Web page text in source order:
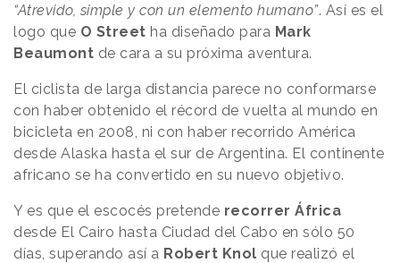
“Atrevido, simple y con un elemento humano”. Así es el
logo que O Street ha diseñado para Mark
Beaumont de cara a su próxima aventura.
El ciclista de larga distancia parece no conformarse
con haber obtenido el récord de vuelta al mundo en
bicicleta en 2008, ni con haber recorrido América
desde Alaska hasta el sur de Argentina. El continente
africano se ha convertido en su nuevo objetivo.
Y es que el escocés pretende recorrer África
desde El Cairo hasta Ciudad del Cabo en sólo 50
días, superando así a Robert Knol que realizó el